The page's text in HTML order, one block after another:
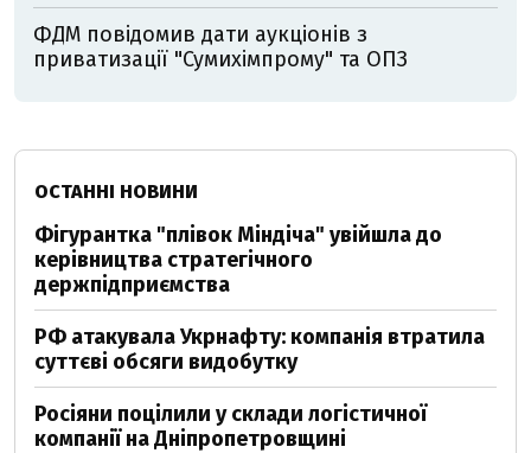
ФДМ повідомив дати аукціонів з
приватизації "Сумихімпрому" та ОПЗ
ОСТАННІ НОВИНИ
Фігурантка "плівок Міндіча" увійшла до
керівництва стратегічного
держпідприємства
РФ атакувала Укрнафту: компанія втратила
суттєві обсяги видобутку
Росіяни поцілили у склади логістичної
компанії на Дніпропетровщині